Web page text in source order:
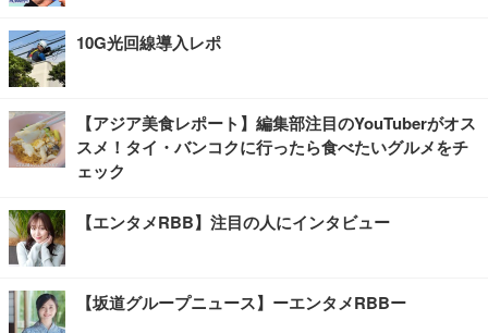
10G光回線導入レポ
【アジア美食レポート】編集部注目のYouTuberがオス
スメ！タイ・バンコクに行ったら食べたいグルメをチ
ェック
【エンタメRBB】注目の人にインタビュー
【坂道グループニュース】ーエンタメRBBー